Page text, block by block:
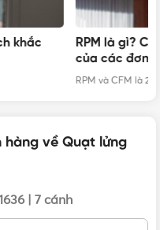
đen cam và đen két
công thức quy đổi
với rất…
về Quạt lửng
| 7 cánh